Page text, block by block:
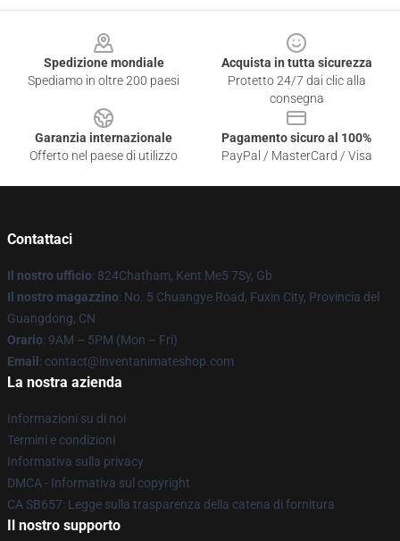
Spedizione mondiale
Spediamo in oltre 200 paesi
Acquista in tutta sicurezza
Protetto 24/7 dai clic alla
consegna
Garanzia internazionale
Offerto nel paese di utilizzo
Pagamento sicuro al 100%
PayPal / MasterCard / Visa
Contattaci
Il nostro ufficio: 824Chatham, Kent Me5 7Sy, Gb
Il nostro magazzino: No. 5 Chuangye Road, Fuxin City, Provincia del
Guangdong, CN
Orario: 9AM – 5PM (Mon – Fri)
Email : contact@inventanimateshop.com
La nostra azienda
Informazioni su di noi
Termini e condizioni
Informativa sulla privacy
DMCA - Informativa sul copyright
CA SB657: Legge sulla trasparenza della catena di fornitura
Il nostro supporto